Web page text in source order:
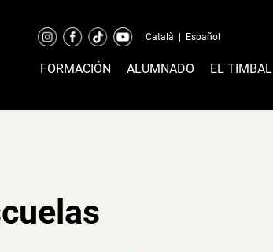
Català Español
FORMACIÓN ALUMNADO EL TIMBAL